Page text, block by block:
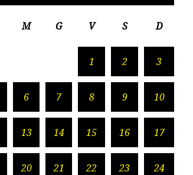
M G V S D
1 2 3
6 7 8 9 10
13 14 15 16 17
20 21 22 23 24